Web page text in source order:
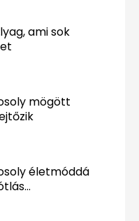
ami sok
mögött
életmóddá
tabuk nélkül